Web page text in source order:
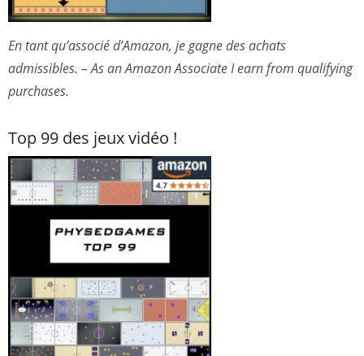
En tant qu’associé d’Amazon, je gagne des achats
admissibles. – As an Amazon Associate I earn from qualifying
purchases.
Top 99 des jeux vidéo !